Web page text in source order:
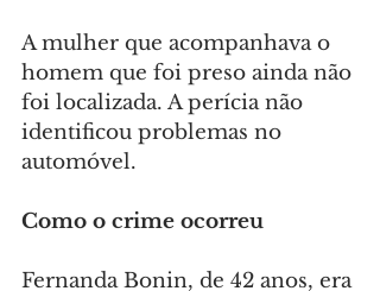
A mulher que acompanhava o
homem que foi preso ainda não
foi localizada. A perícia não
identificou problemas no
automóvel.
Como o crime ocorreu
Fernanda Bonin, de 42 anos, era